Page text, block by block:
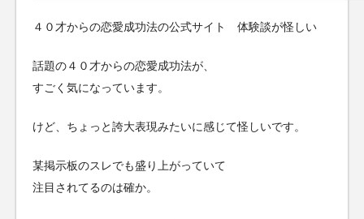
４０才からの恋愛成功法の公式サイト 体験談が怪しい
話題の４０才からの恋愛成功法が、
すごく気になっています。
けど、ちょっと誇大表現みたいに感じて怪しいです。
某掲示板のスレでも盛り上がっていて
注目されてるのは確か。